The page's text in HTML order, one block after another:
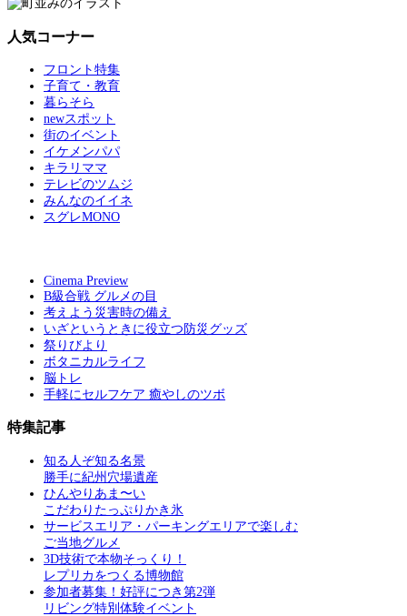
人気コーナー
フロント特集
子育て・教育
暮らそら
newスポット
街のイベント
イケメンパパ
キラリママ
テレビのツムジ
みんなのイイネ
スグレMONO
Cinema Preview
B級合戦 グルメの目
考えよう災害時の備え
いざというときに役立つ防災グッズ
祭りびより
ボタニカルライフ
脳トレ
手軽にセルフケア 癒やしのツボ
特集記事
知る人ぞ知る名景
勝手に紀州穴場遺産
ひんやりあま〜い
こだわりたっぷりかき氷
サービスエリア・パーキングエリアで楽しむ
ご当地グルメ
3D技術で本物そっくり！
レプリカをつくる博物館
参加者募集！好評につき第2弾
リビング特別体験イベント